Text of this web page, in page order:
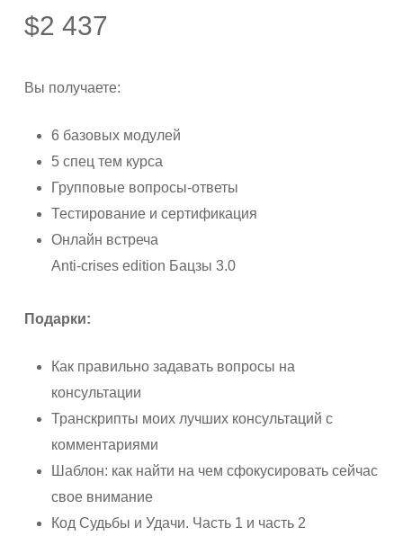
$2 437
Вы получаете:
6 базовых модулей
5 спец тем курса
Групповые вопросы-ответы
Тестирование и сертификация
Онлайн встреча
Anti-crises edition Бацзы 3.0
Подарки:
Как правильно задавать вопросы на
консультации
Транскрипты моих лучших консультаций с
комментариями
Шаблон: как найти на чем сфокусировать сейчас
свое внимание
Код Судьбы и Удачи. Часть 1 и часть 2